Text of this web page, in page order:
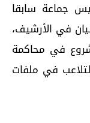
إن عددهم يبلغ 20 رئيس جماعة سابقا
في الأرشيف،
في محاكمة
في ملفات